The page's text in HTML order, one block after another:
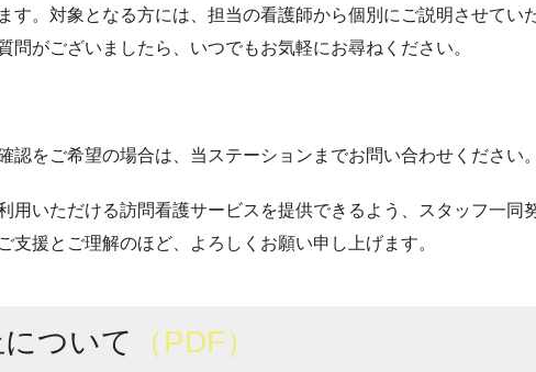
す。対象となる方には、担当の看護師から個別にご説明させてい
問がございましたら、いつでもお気軽にお尋ねください。
認をご希望の場合は、当ステーションまでお問い合わせください。
用いただける訪問看護サービスを提供できるよう、スタッフ一同
支援とご理解のほど、よろしくお願い申し上げます。
ついて （PDF）